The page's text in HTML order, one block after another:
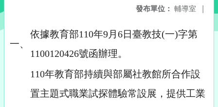
發布單位： 輔導室 |
一、
依據教育部110年9月6日臺教技(一)字第
1100120426號函辦理。
110年教育部持續與部屬社教館所合作設
置主題式職業試探體驗常設展，提供工業